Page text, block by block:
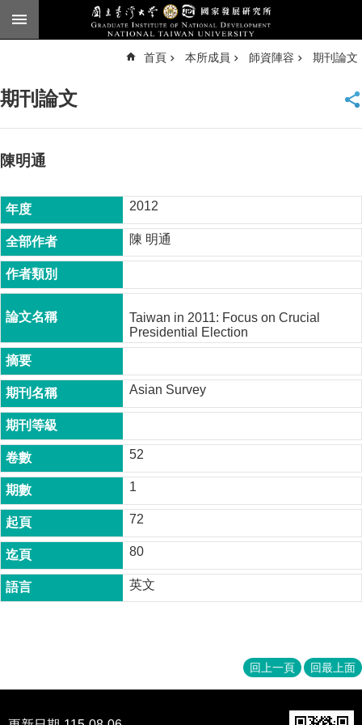
跳到主要內容區塊
臺
頁
公
告
本
所
簡
介
本
所
成
員
博
士
班
碩
士
班
在
職
專
班
首頁 本所成員 師資陣容 期刊論文
期刊論文
陳明通
2012
陳 明通
Taiwan in 2011: Focus on Crucial
Presidential Election
Asian Survey
52
1
72
80
英文
回上一頁 回最上面